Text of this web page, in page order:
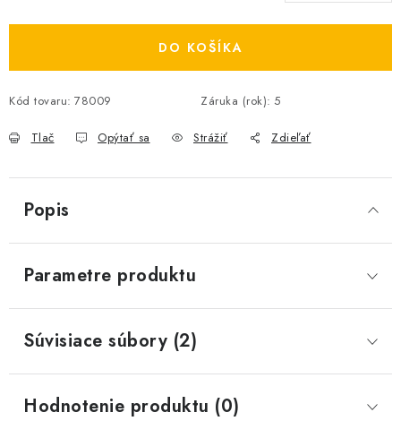
DO KOŠÍKA
Kód tovaru: 78009 Záruka (rok): 5
Tlač Opýtať sa Strážiť Zdieľať
Popis
Parametre produktu
Súvisiace súbory (2)
Hodnotenie produktu (0)